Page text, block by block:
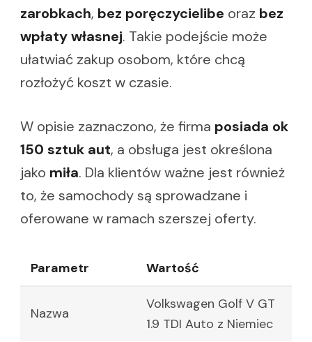
zarobkach, bez poręczycielibe oraz bez
wpłaty własnej. Takie podejście może
ułatwiać zakup osobom, które chcą
rozłożyć koszt w czasie.
W opisie zaznaczono, że firma posiada ok
150 sztuk aut, a obsługa jest określona
jako miła. Dla klientów ważne jest również
to, że samochody są sprowadzane i
oferowane w ramach szerszej oferty.
Parametr Wartość
Nazwa
Volkswagen Golf V GT
1.9 TDI Auto z Niemiec